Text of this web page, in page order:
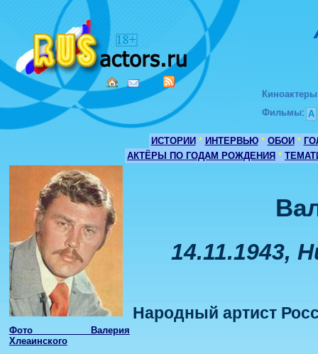
Киноактеры
Фильмы: А
ИСТОРИИ * ИНТЕРВЬЮ * ОБОИ *
АКТЁРЫ ПО ГОДАМ РОЖДЕНИЯ *
Фото Валерия
Хлеаинского
14.11.1943,
Народный артист